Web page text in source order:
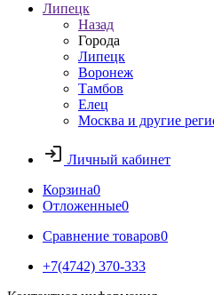
Липецк
Назад
Города
Липецк
Воронеж
Тамбов
Елец
Москва и другие
Личный кабинет
Корзина0
Отложенные0
Сравнение товаров0
+7(4742) 370-333